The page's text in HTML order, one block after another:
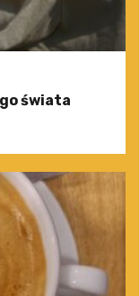
świata